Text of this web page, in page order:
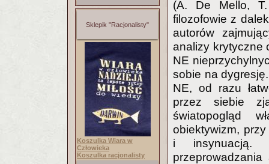
Sklepik "Racjonalisty"
Koszulka Wiara w
Człowieka
Koszulka racjonalisty
(A. De Mello,
filozofowie z
autorów
analizy krytyczne
NE
sobie na
NE, od razu
przez siebie
światopogląd
obiektywizm,
i insynuacją.